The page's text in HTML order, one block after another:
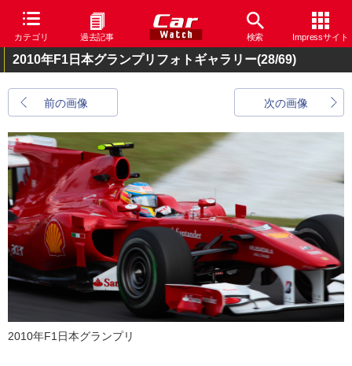
カテゴリ 過去記事 検索 Impressサイト
2010年F1日本グランプリフォトギャラリー(28/69)
前の画像 次の画像
2010年F1日本グランプリ